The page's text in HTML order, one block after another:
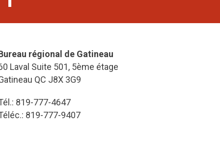
régional de Gatineau
Laval Suite 501, 5ème étage
QC J8X 3G9
819-777-4647
819-777-9407